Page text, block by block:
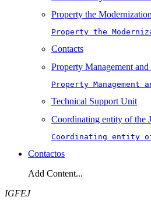
Property the
Property the
Contacts
Property Management and
Property Management
Technical Support Unit
Coordinating entity of the
Coordinating entity
Contactos
Add Content...
IGFEJ